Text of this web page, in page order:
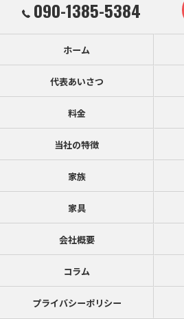
090-1385-5384
ホーム
代表あいさつ
料金
当社の特徴
家族
家具
会社概要
コラム
プライバシーポリシー